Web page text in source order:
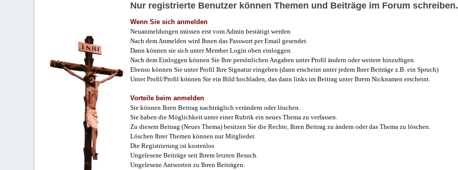
Nur registrierte Benutzer können Themen und Beiträge im Forum schreiben.
Wenn Sie sich anmelden
Neuanmeldungen müssen erst vom Admin bestätigt werden
Nach dem Anmelden wird Ihnen das Passwort per Email gesendet.
Dann können sie sich unter Member Login oben einloggen.
Nach dem Einloggen können Sie Ihre persönlichen Angaben unter Profil ändern oder weitere hinzufügen.
Ebenso können Sie unter Profil Ihre Signatur eingeben (dann erscheint unter jedem Ihrer Beiträge z.B. ein Spruch)
Unter Profil/Profil können Sie ein Bild hochladen, das dann links im Beitrag unter Ihrem Nicknamen erscheint.
Vorteile beim anmelden
Sie können Ihren Beitrag nachträglich verändern oder löschen.
Sie haben die Möglichkeit unter einer Rubrik ein neues Thema zu verfassen.
Zu diesem Beitrag (Neues Thema) besitzen Sie die Rechte, Ihren Beitrag zu ändern oder das Thema zu löschen.
Löschen Ihrer Themen können nur Mitglieder.
Die Registrierung ist kostenlos
Ungelesene Beiträge seit Ihrem letzten Besuch.
Ungelesene Antworten zu Ihren Beiträgen.